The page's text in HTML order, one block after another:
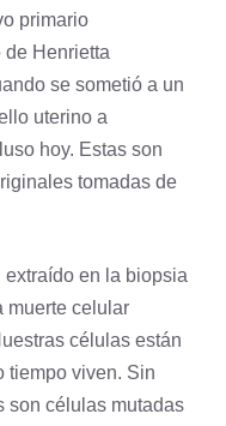
primario
Henrietta
se sometió a un
uterino a
hoy. Estas son
tomadas de
en la biopsia
muerte celular
células están
tiempo viven. Sin
son células mutadas